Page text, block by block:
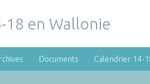
Documents Calendrier 14-